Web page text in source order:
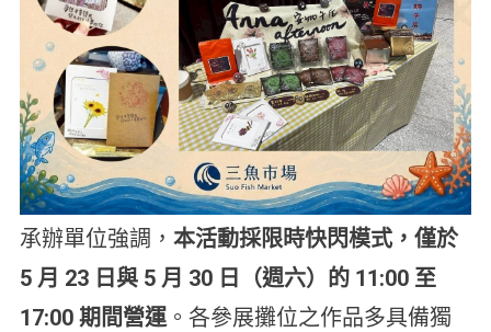
承辦單位強調， 本活動採限時快閃模式，僅於
5 月 23 日與 5 月 30 日（週六）的 11:00 至
17:00 期間營運。各參展攤位之作品多具備獨